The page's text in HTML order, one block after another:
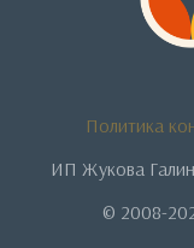
Политика
ИП Жукова
© 2008-